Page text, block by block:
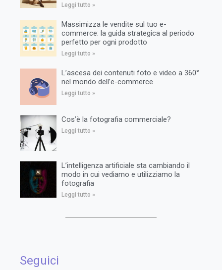
Leggi tutto »
Massimizza le vendite sul tuo e-
commerce: la guida strategica al periodo
perfetto per ogni prodotto
Leggi tutto »
L’ascesa dei contenuti foto e video a 360°
nel mondo dell’e-commerce
Leggi tutto »
Cos’è la fotografia commerciale?
Leggi tutto »
L’intelligenza artificiale sta cambiando il
modo in cui vediamo e utilizziamo la
fotografia
Leggi tutto »
Seguici